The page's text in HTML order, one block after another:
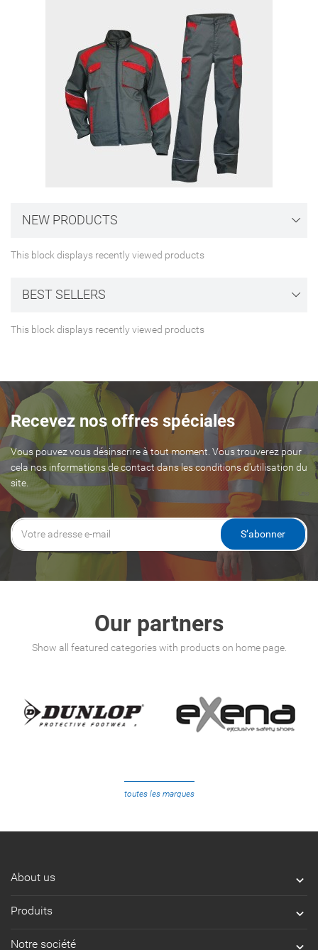
NEW PRODUCTS
This block displays recently viewed products
BEST SELLERS
This block displays recently viewed products
Recevez nos offres spéciales
Vous pouvez vous désinscrire à tout moment. Vous trouverez pour
cela nos informations de contact dans les conditions d'utilisation du
site.
S’abonner
Our partners
Show all featured categories with products on home page.
toutes les marques
About us 
Produits 
Notre société